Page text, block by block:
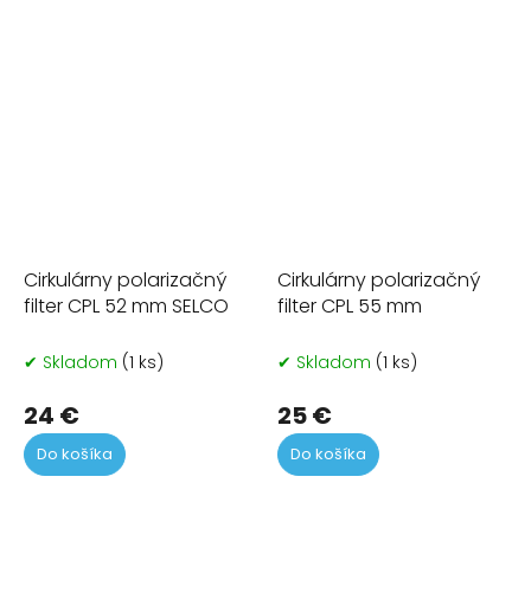
Cirkulárny polarizačný
filter CPL 52 mm SELCO
✔ Skladom (1 ks)
24 €
Do košíka
Cirkulárny polarizačný
filter CPL 55 mm
✔ Skladom (1 ks)
25 €
Do košíka